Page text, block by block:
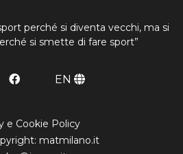
perché si diventa vecchi, ma si
si smette di fare sport”
EN
e Cookie Policy
matmilano.it